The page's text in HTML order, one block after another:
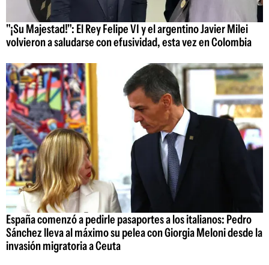
"¡Su Majestad!": El Rey Felipe VI y el argentino Javier Milei
volvieron a saludarse con efusividad, esta vez en Colombia
España comenzó a pedirle pasaportes a los italianos: Pedro
Sánchez lleva al máximo su pelea con Giorgia Meloni desde la
invasión migratoria a Ceuta